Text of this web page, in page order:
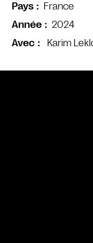
Avec Karim
Pays
France
Année
2024